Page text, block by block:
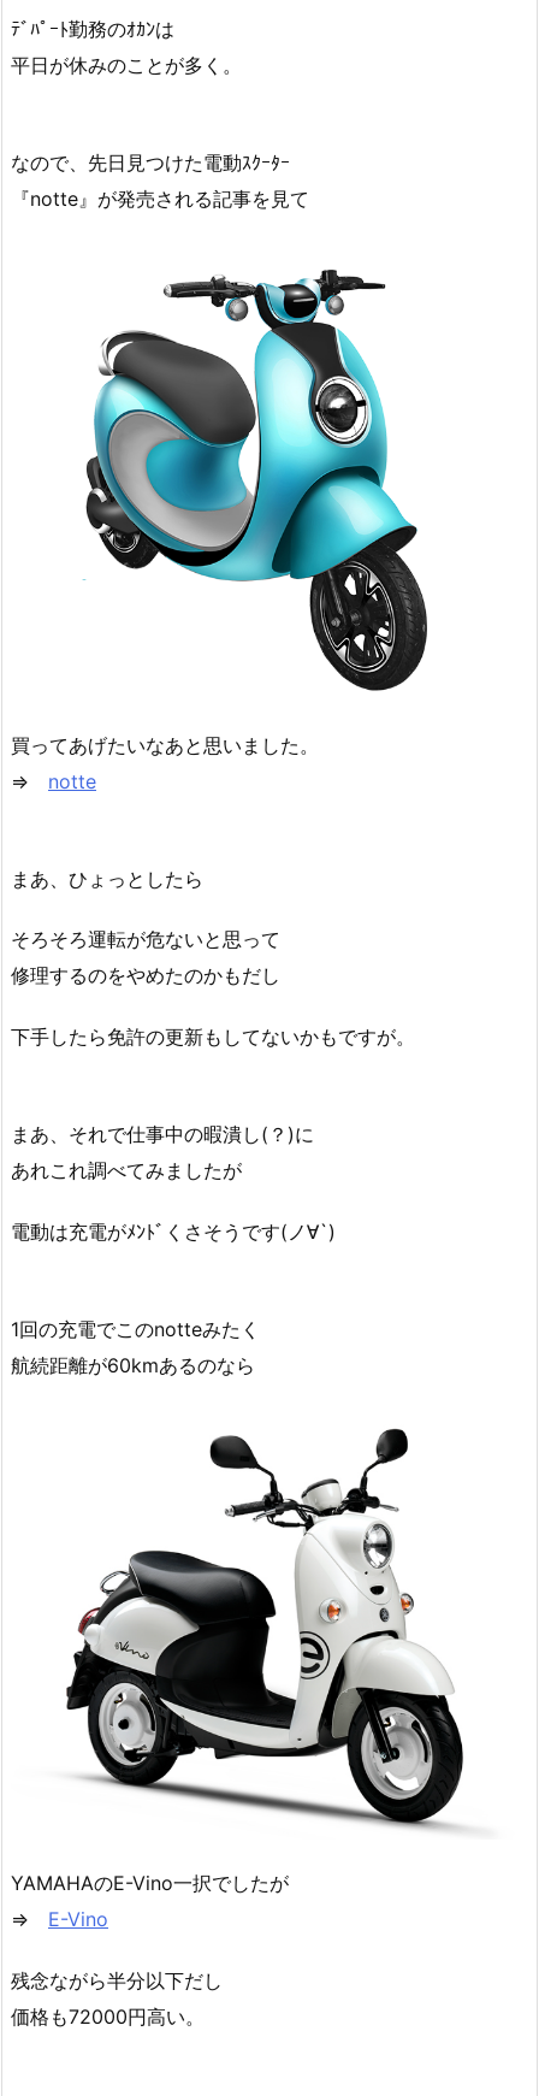
ﾃﾞﾊﾟｰﾄ勤務のｵｶﾝは
平日が休みのことが多く。
なので、先日見つけた電動ｽｸｰﾀｰ
『notte』が発売される記事を見て
買ってあげたいなあと思いました。
⇒ notte
まあ、ひょっとしたら
そろそろ運転が危ないと思って
修理するのをやめたのかもだし
下手したら免許の更新もしてないかもですが。
まあ、それで仕事中の暇潰し(？)に
あれこれ調べてみましたが
電動は充電がﾒﾝﾄﾞくさそうです(ノ∀`)
1回の充電でこのnotteみたく
航続距離が60kmあるのなら
YAMAHAのE-Vino一択でしたが
⇒ E-Vino
残念ながら半分以下だし
価格も72000円高い。